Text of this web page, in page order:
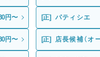
円〜 [正] パティシエ
円〜 [正]
店長候補（オ
ー）